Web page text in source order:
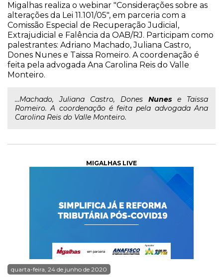
Migalhas realiza o webinar "Considerações sobre as
alterações da Lei 11.101/05", em parceria com a
Comissão Especial de Recuperação Judicial,
Extrajudicial e Falência da OAB/RJ. Participam como
palestrantes: Adriano Machado, Juliana Castro,
Dones Nunes e Taissa Romeiro. A coordenação é
feita pela advogada Ana Carolina Reis do Valle
Monteiro.
...Machado, Juliana Castro, Dones Nunes e Taissa
Romeiro. A coordenação é feita pela advogada Ana
Carolina Reis do Valle Monteiro.
MIGALHAS LIVE
quarta-feira, 24 de junho de 2020